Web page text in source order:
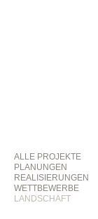
ALLE PROJEKTE
PLANUNGEN
REALISIERUNGEN
WETTBEWERBE
LANDSCHAFT